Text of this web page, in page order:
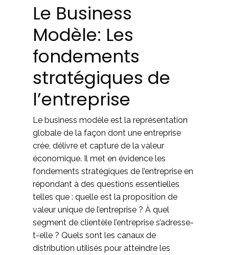
Le Business
Modèle: Les
fondements
stratégiques de
l’entreprise
Le business modèle est la représentation
globale de la façon dont une entreprise
crée, délivre et capture de la valeur
économique. Il met en évidence les
fondements stratégiques de l’entreprise en
répondant à des questions essentielles
telles que : quelle est la proposition de
valeur unique de l’entreprise ? À quel
segment de clientèle l’entreprise s’adresse-
t-elle ? Quels sont les canaux de
distribution utilisés pour atteindre les